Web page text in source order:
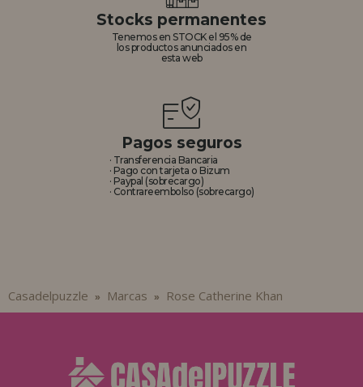
Stocks permanentes
Tenemos en STOCK el 95% de
los productos anunciados en
esta web
Pagos seguros
· Transferencia Bancaria
· Pago con tarjeta o Bizum
· Paypal (sobrecargo)
· Contrareembolso (sobrecargo)
Casadelpuzzle » Marcas » Rose Catherine Khan